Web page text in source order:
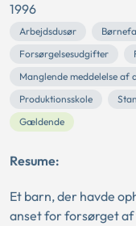
1996
Arbejdsdusør
Forsørgelsesudgifter
Manglende meddelelse af
Produktionsskole
Gældende
Resume:
Et barn, der havde
anset for forsørget